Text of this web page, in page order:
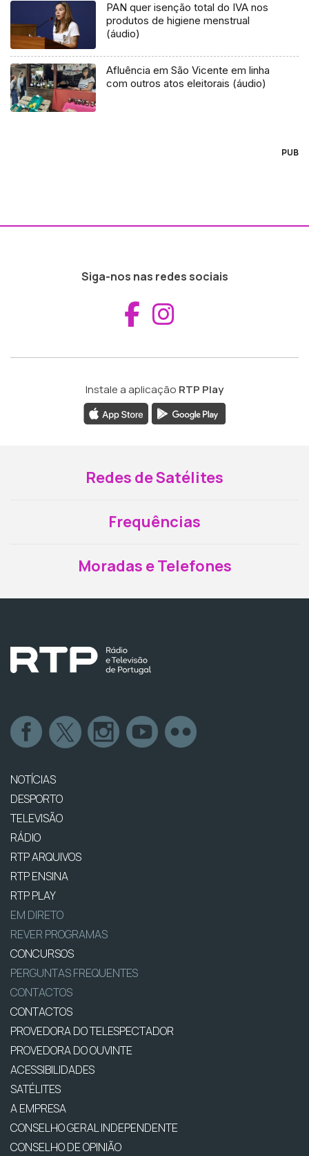
PAN quer isenção total do IVA nos
produtos de higiene menstrual
(áudio)
Afluência em São Vicente em linha
com outros atos eleitorais (áudio)
PUB
Siga-nos nas redes sociais
Aceder ao
Instale a aplicação RTP Play
Redes de Satélites
Frequências
Moradas e Telefones
NOTÍCIAS
DESPORTO
TELEVISÃO
RÁDIO
RTP ARQUIVOS
RTP ENSINA
RTP PLAY
EM DIRETO
REVER PROGRAMAS
CONCURSOS
PERGUNTAS FREQUENTES
CONTACTOS
CONTACTOS
PROVEDORA DO TELESPECTADOR
PROVEDORA DO OUVINTE
ACESSIBILIDADES
SATÉLITES
A EMPRESA
CONSELHO GERAL INDEPENDENTE
CONSELHO DE OPINIÃO